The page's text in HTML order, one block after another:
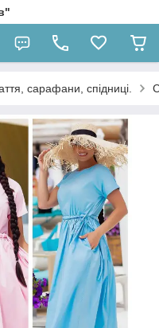
сарафани, спідниці.